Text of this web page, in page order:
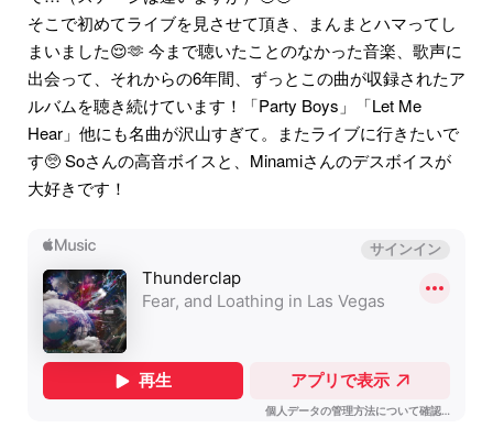
そこで初めてライブを見させて頂き、まんまとハマってし
まいました😌🫶 今まで聴いたことのなかった音楽、歌声に
出会って、それからの6年間、ずっとこの曲が収録されたア
ルバムを聴き続けています！「Party Boys」「Let Me
Hear」他にも名曲が沢山すぎて。またライブに行きたいで
す🥺 Soさんの高音ボイスと、Minamiさんのデスボイスが
大好きです！